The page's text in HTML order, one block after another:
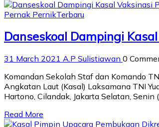
Pernak PernikTerbaru
Danseskoal Dampingi
31 March 2021 A.P Sulistiawan 0
Komandan Sekolah Staf dan Komando
Angkatan Laut (Kasal) Laksamana TNI
Hartono, Cilandak, Jakarta Selatan, Senin
Read More